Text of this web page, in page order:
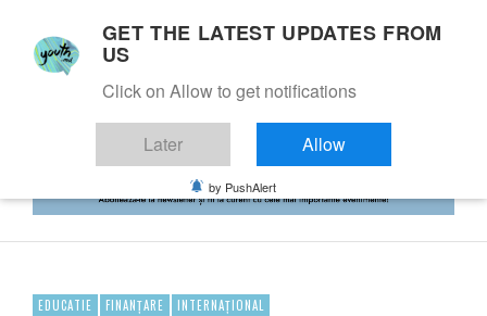
EDUCATIE FINANȚARE INTERNAȚIONAL
GET THE LATEST UPDATES FROM
US
Click on Allow to get notifications
Later Allow
by PushAlert